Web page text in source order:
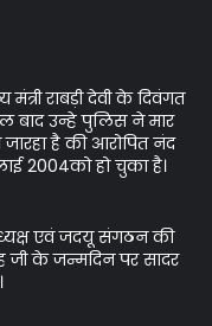
राबड़ी देवी के दिवंगत
बाद उन्हे पुलिस ने मार
है की आरोपित नंद
2004को हो चुका है।
एवं जदयू संगठन की
जी के जन्मदिन पर सादर